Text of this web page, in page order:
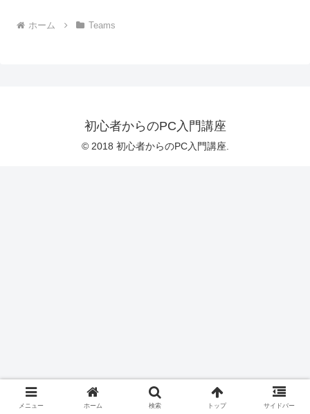
ホーム Teams
初心者からのPC入門講座
© 2018 初心者からのPC入門講座.
メニュー ホーム 検索 トップ サイドバー